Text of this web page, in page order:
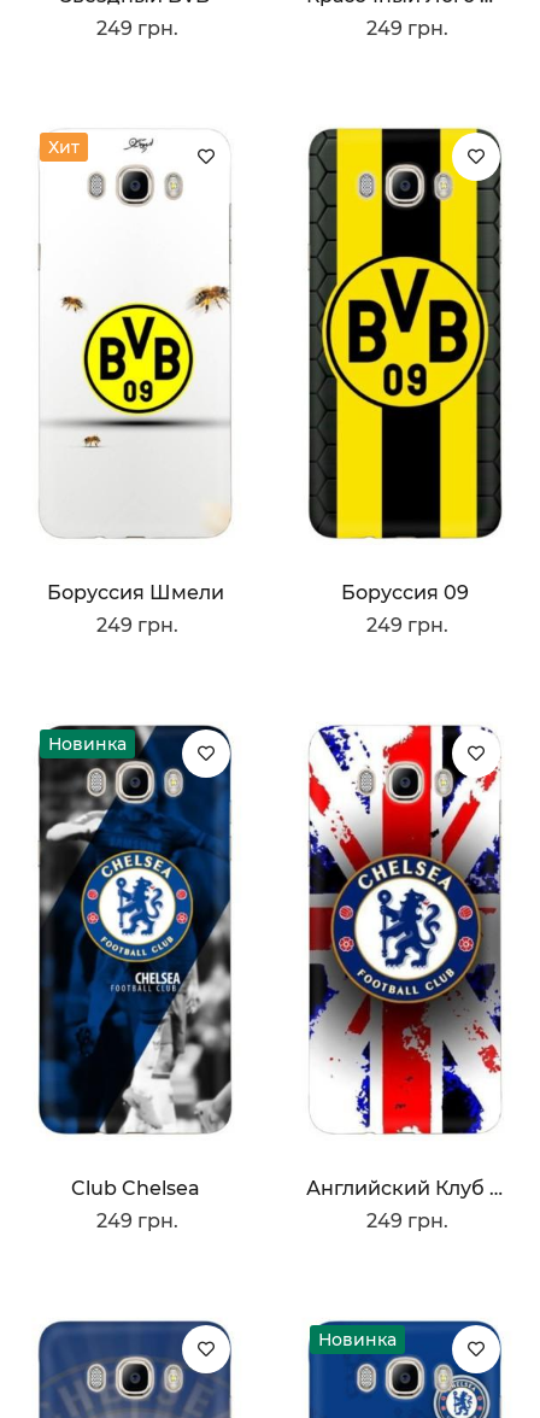
249 грн.
249 грн.
Хит
Боруссия Шмели
249 грн.
Боруссия 09
249 грн.
Новинка
Club Chelsea
249 грн.
Английский Клуб Челси
249 грн.
Новинка